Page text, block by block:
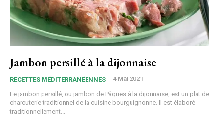
Jambon persillé à la dijonnaise
RECETTES MÉDITERRANÉENNES 4 Mai 2021
Le jambon persillé, ou jambon de Pâques à la dijonnaise, est un plat de
charcuterie traditionnel de la cuisine bourguignonne. Il est élaboré
traditionnellement...